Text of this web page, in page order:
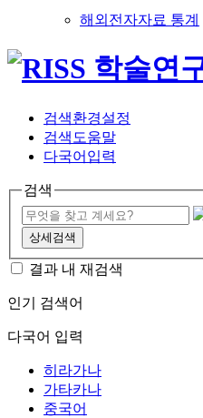
해외전자자료 통계
검색환경설정
검색도움말
다국어입력
검색
상세검색
결과 내 재검색
인기 검색어
다국어 입력
히라가나
가타카나
중국어